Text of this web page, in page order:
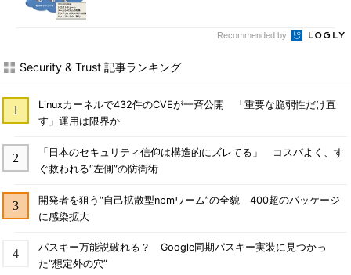
Recommended by
Security & Trust 記事ランキング
Linuxカーネルで432件のCVEが一斉公開 「重要な脆弱性だけ直
す」運用は限界か
「日本のセキュリティ信仰は構造的にズレてる」 コスパよく、す
ぐ救われる“左側”の防衛術
開発者を狙う“自己拡散型npmワーム”の全貌 400超のパッケージ
に感染拡大
パスキー万能説破れる？ Google同期パスキー実装に見つかっ
た“想定外の穴”